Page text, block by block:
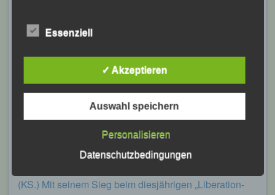
Richard Friedrich auf dem Weg zum Sieg beim
diesjährigen Liberation-Day-Road-Run“.
(KS.) Mit seinem Sieg beim diesjährigen „Liberation-
Verantwortlichen
Verantwortlicher im Sinne der Datenschutz-
Grundverordnung, sonstiger in den Mitgliedstaaten
der Europäischen Union geltenden
Leichtathletik Gemeinschaft Passau
Göttweiger Str. 45
Essenziell
✓ Akzeptieren
Auswahl speichern
Personalisieren
Datenschutzbedingungen